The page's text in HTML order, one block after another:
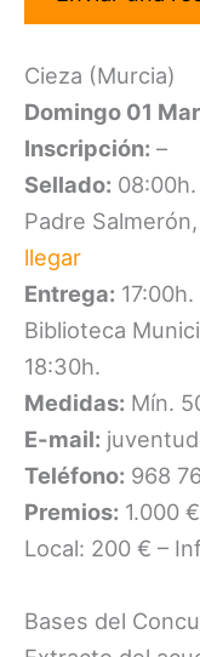
Cieza (Murcia)
Domingo 01
Inscripción: –
Sellado:
Padre
llegar
Entrega:
Biblioteca
18:30h.
Medidas: Mín.
E-mail:
Teléfono: 968
Premios: 1.000
Local: 200 € –
Bases del